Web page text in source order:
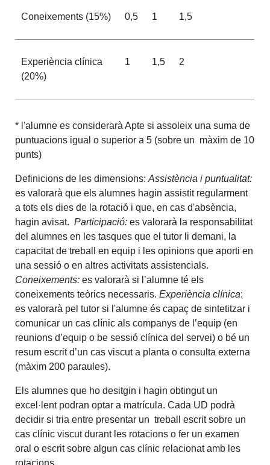
Coneixements (15%) 0,5 1 1,5
Experiència clínica
(20%)
1 1,5 2
* l'alumne es considerarà Apte si assoleix una suma de
puntuacions igual o superior a 5 (sobre un màxim de 10
punts)
Definicions de les dimensions:Assistència i puntualitat:
es valorarà que els alumnes hagin assistit regularment
a tots els dies de la rotació i que, en cas d'absència,
hagin avisat.Participació: es valorarà la responsabilitat
del alumnes en les tasques que el tutor li demani, la
capacitat de treball en equip i les opinions que aporti en
una sessió o en altres activitats assistencials.
Coneixements:es valorarà si l’alumne té els
coneixements teòrics necessaris.Experiència clínica:
es valorarà pel tutor si l'alumne és capaç de sintetitzar i
comunicar un cas clínic als companys de l’equip (en
reunions d’equip o be sessió clínica del servei) o bé un
resum escrit d’un cas viscut a planta o consulta externa
(màxim 200 paraules).
Els alumnes que ho desitgin i hagin obtingut un
excel·lent podran optar a matrícula. Cada UD podrà
decidir si tria entre presentar un treball escrit sobre un
cas clínic viscut durant les rotacions o fer un examen
oral o escrit sobre algun cas clínic relacionat amb les